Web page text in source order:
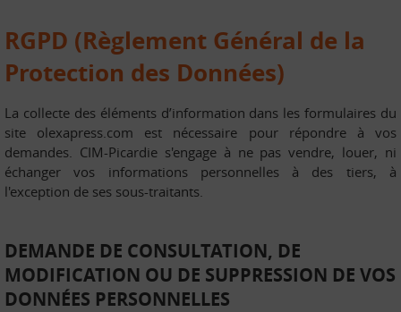
RGPD (Règlement Général de la
Protection des Données)
La collecte des éléments d’information dans les formulaires du
site olexapress.com est nécessaire pour répondre à vos
demandes. CIM-Picardie s'engage à ne pas vendre, louer, ni
échanger vos informations personnelles à des tiers, à
l'exception de ses sous-traitants.
DEMANDE DE CONSULTATION, DE
MODIFICATION OU DE SUPPRESSION DE VOS
DONNÉES PERSONNELLES